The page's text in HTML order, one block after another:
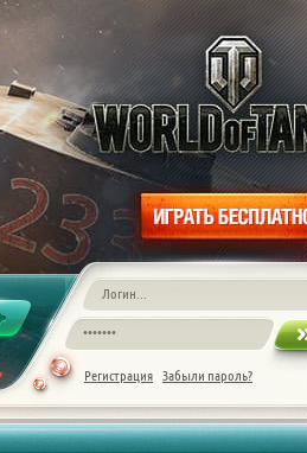
Регистрация Забыли пароль?